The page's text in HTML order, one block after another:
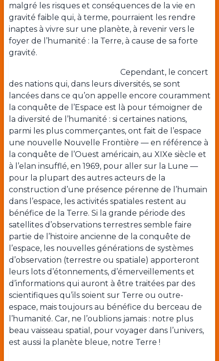
malgré les risques et conséquences de la vie en
gravité faible qui, à terme, pourraient les rendre
inaptes à vivre sur une planète, à revenir vers le
foyer de l’humanité : la Terre, à cause de sa forte
gravité.
Cependant, le concert
des nations qui, dans leurs diversités, se sont
lancées dans ce qu’on appelle encore couramment
la conquête de l’Espace est là pour témoigner de
la diversité de l’humanité : si certaines nations,
parmi les plus commerçantes, ont fait de l’espace
une nouvelle Nouvelle Frontière — en référence à
la conquête de l’Ouest américain, au XIXe siècle et
à l’elan insufflé, en 1969, pour aller sur la Lune —
pour la plupart des autres acteurs de la
construction d’une présence pérenne de l’humain
dans l’espace, les activités spatiales restent au
bénéfice de la Terre. Si la grande période des
satellites d’observations terrestres semble faire
partie de l’histoire ancienne de la conquête de
l’espace, les nouvelles générations de systèmes
d’observation (terrestre ou spatiale) apporteront
leurs lots d’étonnements, d’émerveillements et
d’informations qui auront à être traitées par des
scientifiques qu’ils soient sur Terre ou outre-
espace, mais toujours au bénéfice du berceau de
l’humanité. Car, ne l’oublions jamais : notre plus
beau vaisseau spatial, pour voyager dans l’univers,
est aussi la planète bleue, notre Terre !